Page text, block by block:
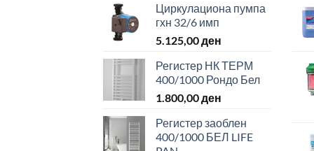
Циркулациона пумпа
гхн 32/6 имп
5.125,00 ден
Регистер НК ТЕРМ
400/1000 Рондо Бел
1.800,00 ден
Регистер заоблен
400/1000 БЕЛ LIFE